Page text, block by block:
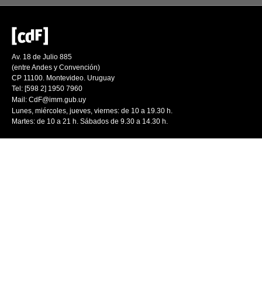
Av. 18 de Julio 885
(entre Andes y Convención)
CP 11100. Montevideo. Uruguay
Tel: [598 2] 1950 7960
Mail: CdF@imm.gub.uy
Lunes, miércoles, jueves, viernes: de 10 a 19.30 h.
Martes: de 10 a 21 h. Sábados de 9.30 a 14.30 h.